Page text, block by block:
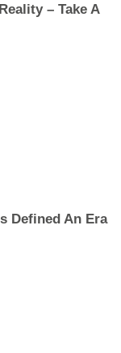
– Take A
Defined An Era